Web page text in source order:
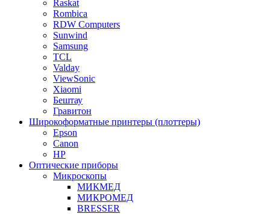
Raskat
Rombica
RDW Computers
Sunwind
Samsung
TCL
Valday
ViewSonic
Xiaomi
Бештау
Гравитон
Широкоформатные принтеры (плоттеры)
Epson
Canon
HP
Оптические приборы
Микроскопы
МИКМЕД
МИКРОМЕД
BRESSER